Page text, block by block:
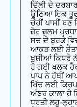
ਦਿੱਲੀ ਦੇ
ਉਠਿਆ ਇਕ
ਚੌਹੀਂ ਪਾਸੀਂ ਬਣ
ਜ਼ੋਰ ਜ਼ੁਲਮ
ਸਚ ਦੇ ਬੁਰਕੇ
ਆਕੜ ਲਈ
ਖੁਸ਼ੀਆਂ ਕਿਧਰੇ
ਹੋ ਗਈ ਖਲਕ
ਪਾਪ ਨੇ ਹੱਥੀਂ
ਖਿੱਚ ਲਈ
ਅੰਬਰ ਕਾਲਾ ਹੋ
ਧਰਤੀ ਲਹੂ-